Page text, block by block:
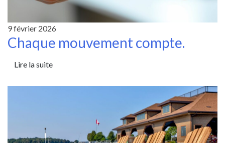
9 février 2026
Chaque mouvement compte.
Lire la suite